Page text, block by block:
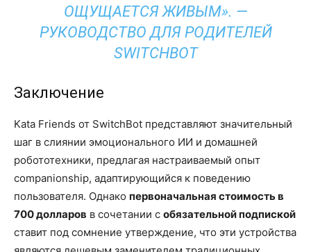
ОЩУЩАЕТСЯ ЖИВЫМ». —
РУКОВОДСТВО ДЛЯ РОДИТЕЛЕЙ
SWITCHBOT
Заключение
Kata Friends от SwitchBot представляют значительный
шаг в слиянии эмоционального ИИ и домашней
робототехники, предлагая настраиваемый опыт
companionship, адаптирующийся к поведению
пользователя. Однако первоначальная стоимость в
700 долларов в сочетании с обязательной подпиской
ставит под сомнение утверждение, что эти устройства